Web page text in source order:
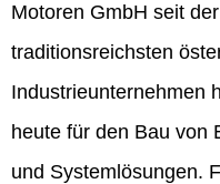
Motoren GmbH seit
traditionsreichsten
Industrieunternehmen
heute für den Bau von
und Systemlösungen.